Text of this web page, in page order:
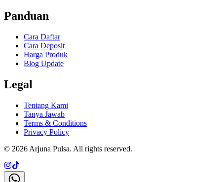
Panduan
Cara Daftar
Cara Deposit
Harga Produk
Blog Update
Legal
Tentang Kami
Tanya Jawab
Terms & Conditions
Privacy Policy
© 2026 Arjuna Pulsa. All rights reserved.